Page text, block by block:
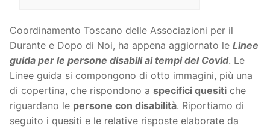
Coordinamento Toscano delle Associazioni per il
Durante e Dopo di Noi, ha appena aggiornato le Linee
guida per le persone disabili ai tempi del Covid. Le
Linee guida si compongono di otto immagini, più una
di copertina, che rispondono a specifici quesiti che
riguardano le persone con disabilità. Riportiamo di
seguito i quesiti e le relative risposte elaborate da